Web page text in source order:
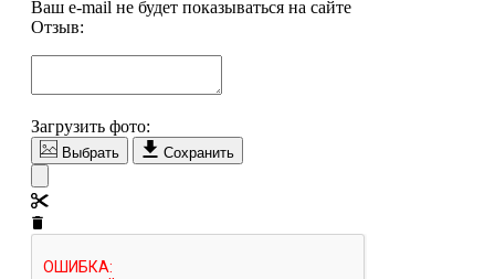
Ваш e-mail не будет показываться на сайте
Отзыв:
Загрузить фото:
Выбрать Сохранить